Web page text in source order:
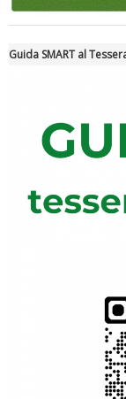
rivoluzioni"
Tiziano Pesce a
Guida SMART al